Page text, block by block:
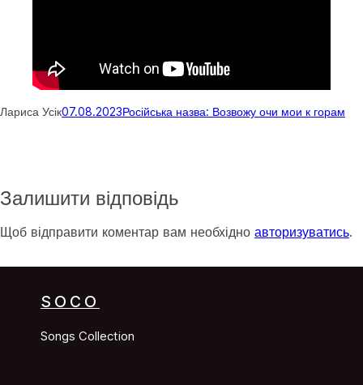
Лариса Усік07.08.2023Російська назва: Возвожу очи мои к горам
Залишити відповідь
Щоб відправити коментар вам необхідно авторизуватись.
SOCO
Songs Collection